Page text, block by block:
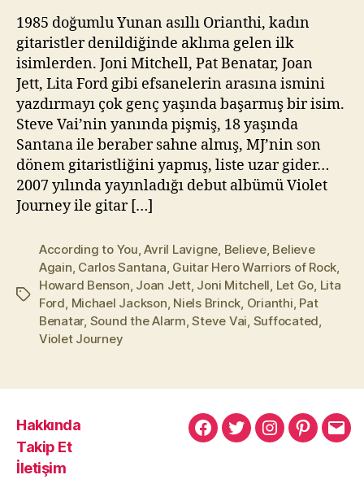
kı
m
a
z
(2009)
1985 doğumlu Yunan asıllı Orianthi, kadın
gitaristler denildiğinde aklıma gelen ilk
isimlerden. Joni Mitchell, Pat Benatar, Joan
Jett, Lita Ford gibi efsanelerin arasına ismini
yazdırmayı çok genç yaşında başarmış bir isim.
Steve Vai’nin yanında pişmiş, 18 yaşında
Santana ile beraber sahne almış, MJ’nin son
dönem gitaristliğini yapmış, liste uzar gider…
2007 yılında yayınladığı debut albümü Violet
Journey ile gitar […]
Etiketler
According to You ,Avril Lavigne Believe, Believe
Again Carlos Santana Guitar Hero Warriors of Rock
Howard Benson Joan Jett, Joni Mitchell Let Go Lita
Ford Michael Jackson Niels Brinck Orianthi Pat
Benatar, Sound the Alarm ,Steve Vai Suffocated
Violet Journey
Hakkında
Takip Et
İletişim
MuratMuratMuratPinterest